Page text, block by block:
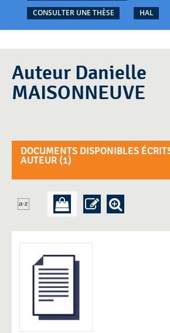
CONSULTER UNE THÈSE
HAL
Auteur Danielle
MAISONNEUVE
DOCUMENTS DISPONIBLES
AUTEUR (1)